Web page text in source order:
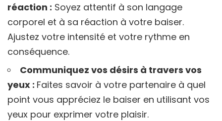
réaction : Soyez attentif à son langage
corporel et à sa réaction à votre baiser.
Ajustez votre intensité et votre rythme en
conséquence.
Communiquez vos désirs à travers vos
yeux : Faites savoir à votre partenaire à quel
point vous appréciez le baiser en utilisant vos
yeux pour exprimer votre plaisir.